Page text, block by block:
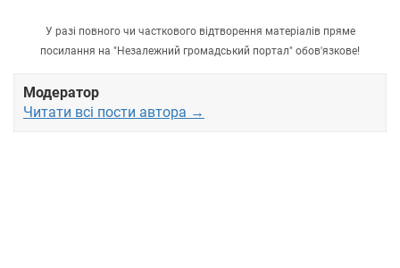
У разі повного чи часткового відтворення матеріалів пряме
посилання на "Незалежний громадський портал" обов'язкове!
Модератор
Читати всі пости автора →